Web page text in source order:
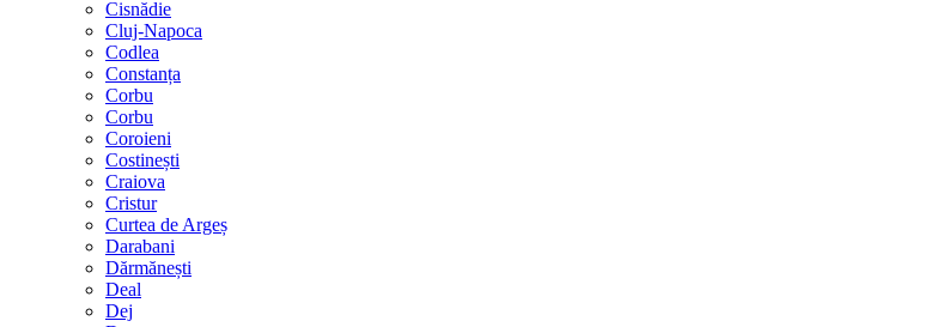
Cisnădie
Cluj-Napoca
Codlea
Constanța
Corbu
Corbu
Coroieni
Costinești
Craiova
Cristur
Curtea de Argeș
Darabani
Dărmănești
Deal
Dej